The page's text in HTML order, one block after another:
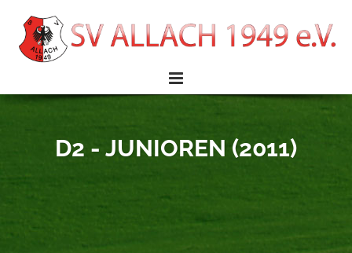
D2 - JUNIOREN (2011)